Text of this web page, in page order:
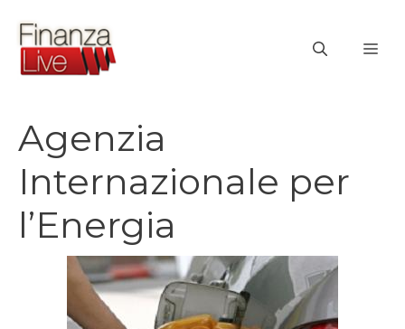
contenuto
Agenzia
Internazionale per
l’Energia